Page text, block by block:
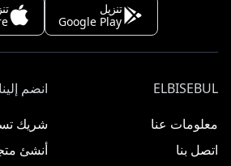
تنزيل
Google Play
ELBISEBUL
معلومات عنا
اتصل بنا
انضم إلينا
شريك
أنشئ